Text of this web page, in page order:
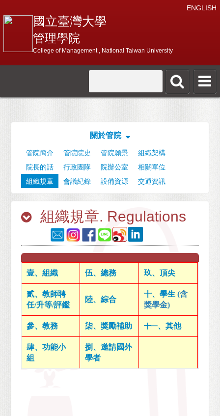
ENGLISH
國立臺灣大學
管理學院
College of Management , National Taiwan University
關於管院
管院簡介 管院院史 管院願景
組織架構
院長的話
行政團隊 院辦公室
相關單位
組織規章
會議紀錄 設備資源 交通資訊
組織規章. Regulations
壹、組織 伍、總務 玖、頂尖
貳、教師聘
任/升等/評鑑
陸、綜合
十、學生 (含
獎學金)
參、教務 柒、獎勵補助 十一、其他
肆、功能小
組
捌、邀請國外
學者